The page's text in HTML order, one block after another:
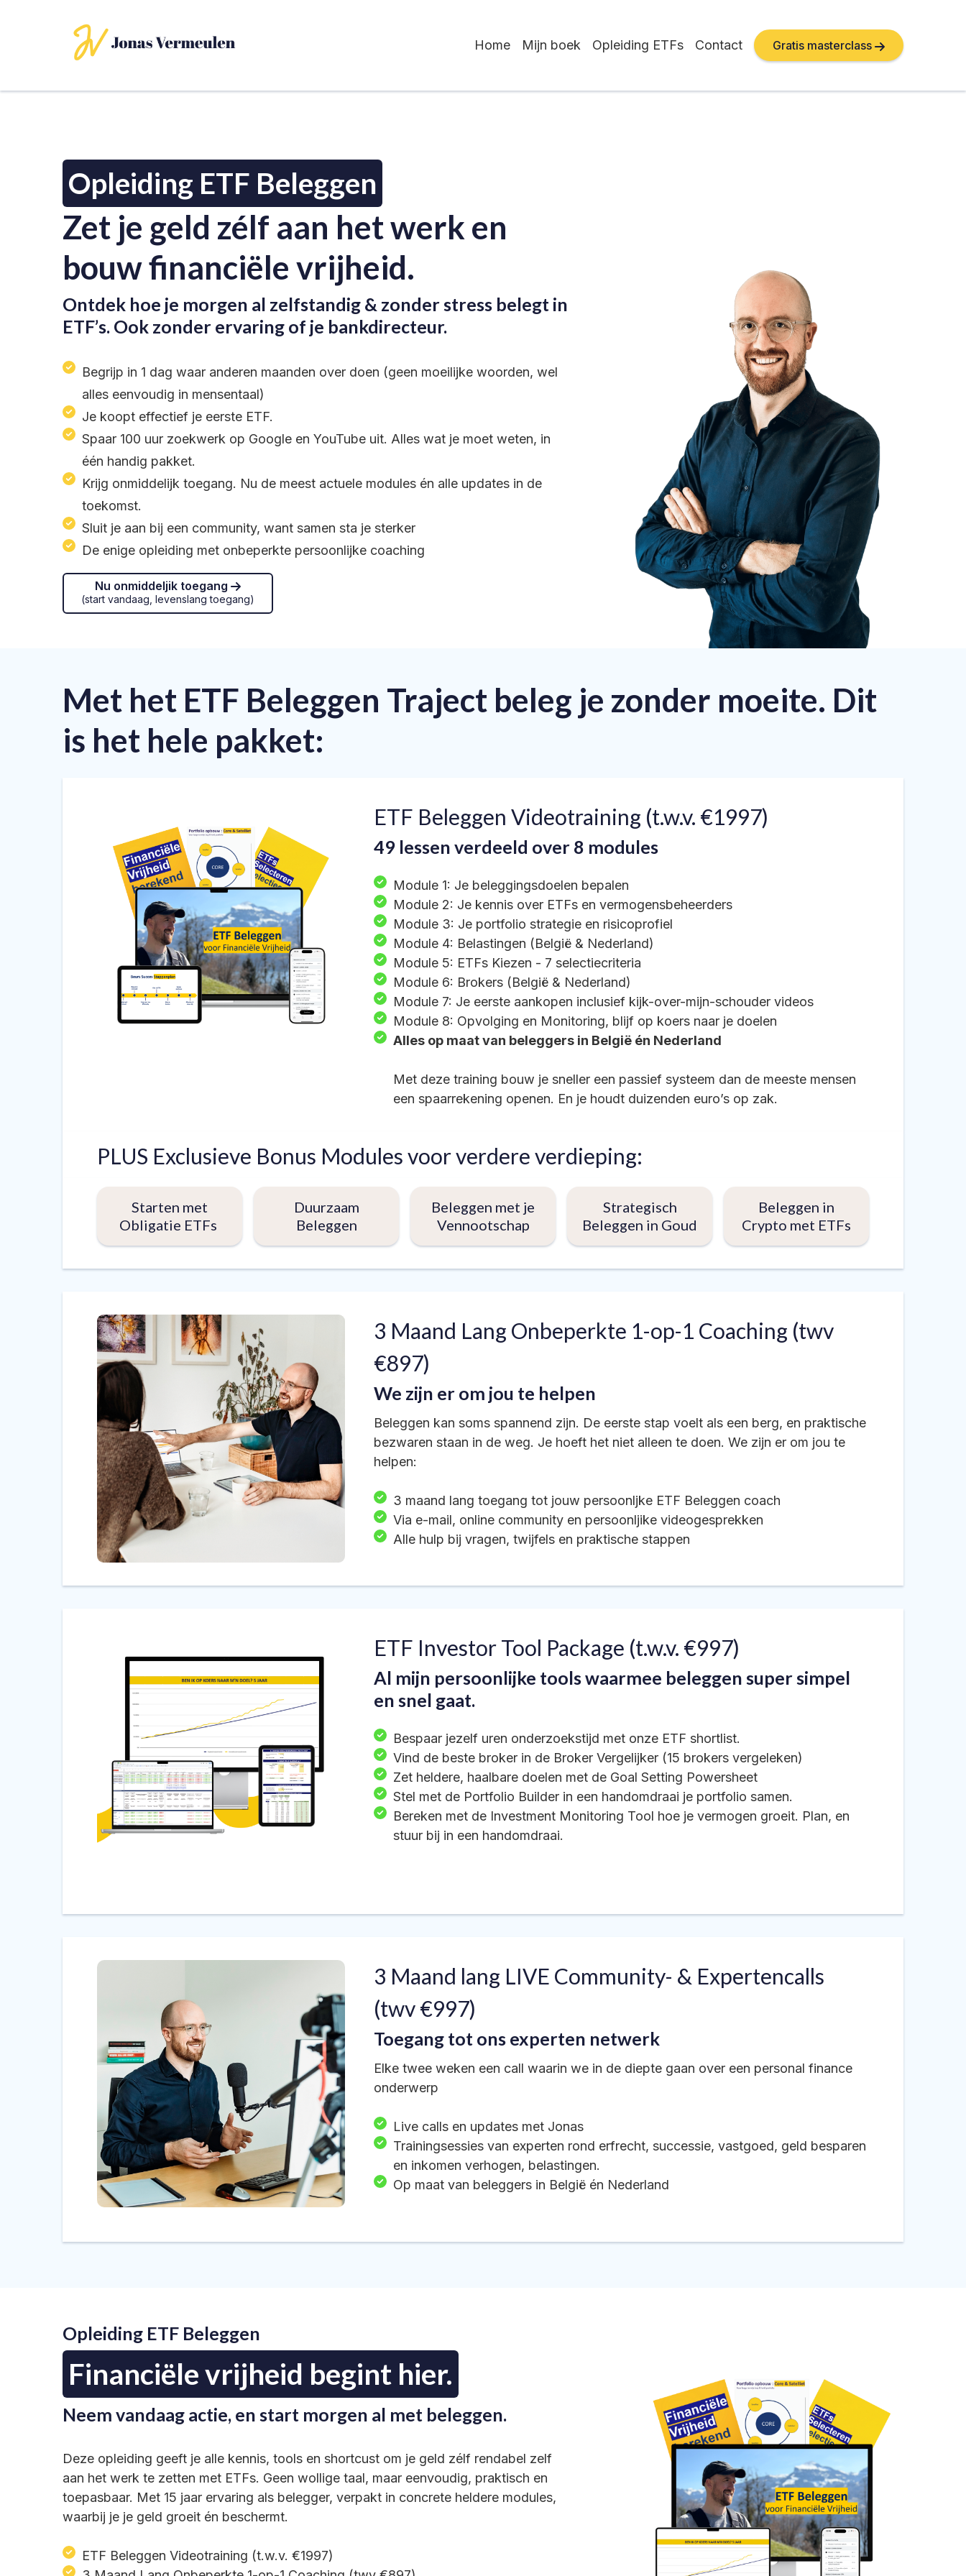
Home Mijn boek Opleiding ETFs Contact Gratis masterclass
Opleiding ETF Beleggen
Zet je geld zélf aan het werk en
bouw financiële vrijheid.
Ontdek hoe je morgen al zelfstandig & zonder stress belegt in
ETF’s. Ook zonder ervaring of je bankdirecteur.
Begrijp in 1 dag waar anderen maanden over doen (geen moeilijke woorden, wel
alles eenvoudig in mensentaal)
Je koopt effectief je eerste ETF.
Spaar 100 uur zoekwerk op Google en YouTube uit. Alles wat je moet weten, in
één handig pakket.
Krijg onmiddelijk toegang. Nu de meest actuele modules én alle updates in de
toekomst.
Sluit je aan bij een community, want samen sta je sterker
De enige opleiding met onbeperkte persoonlijke coaching
Nu onmiddeljik toegang
(start vandaag, levenslang toegang)
Met het ETF Beleggen Traject beleg je zonder moeite. Dit
is het hele pakket:
ETF Beleggen Videotraining (t.w.v. €1997)
49 lessen verdeeld over 8 modules
Module 1: Je beleggingsdoelen bepalen
Module 2: Je kennis over ETFs en vermogensbeheerders
Module 3: Je portfolio strategie en risicoprofiel
Module 4: Belastingen (België & Nederland)
Module 5: ETFs Kiezen - 7 selectiecriteria
Module 6: Brokers (België & Nederland)
Module 7: Je eerste aankopen inclusief kijk-over-mijn-schouder videos
Module 8: Opvolging en Monitoring, blijf op koers naar je doelen
Alles op maat van beleggers in België én Nederland
Met deze training bouw je sneller een passief systeem dan de meeste mensen
een spaarrekening openen. En je houdt duizenden euro’s op zak.
PLUS Exclusieve Bonus Modules voor verdere verdieping:
Starten met
Obligatie ETFs
Duurzaam
Beleggen
Beleggen met je
Vennootschap
Strategisch
Beleggen in Goud
Beleggen in
Crypto met ETFs
3 Maand Lang Onbeperkte 1-op-1 Coaching (twv
€897)
We zijn er om jou te helpen
Beleggen kan soms spannend zijn. De eerste stap voelt als een berg, en praktische
bezwaren staan in de weg. Je hoeft het niet alleen te doen. We zijn er om jou te
helpen:
3 maand lang toegang tot jouw persoonljke ETF Beleggen coach
Via e-mail, online community en persoonljike videogesprekken
Alle hulp bij vragen, twijfels en praktische stappen
ETF Investor Tool Package (t.w.v. €997)
Al mijn persoonlijke tools waarmee beleggen super simpel
en snel gaat.
Bespaar jezelf uren onderzoekstijd met onze ETF shortlist.
Vind de beste broker in de Broker Vergelijker (15 brokers vergeleken)
Zet heldere, haalbare doelen met de Goal Setting Powersheet
Stel met de Portfolio Builder in een handomdraai je portfolio samen.
Bereken met de Investment Monitoring Tool hoe je vermogen groeit. Plan, en
stuur bij in een handomdraai.
3 Maand lang LIVE Community- & Expertencalls
(twv €997)
Toegang tot ons experten netwerk
Elke twee weken een call waarin we in de diepte gaan over een personal finance
onderwerp
Live calls en updates met Jonas
Trainingsessies van experten rond erfrecht, successie, vastgoed, geld besparen
en inkomen verhogen, belastingen.
Op maat van beleggers in België én Nederland
Opleiding ETF Beleggen
Financiële vrijheid begint hier.
Neem vandaag actie, en start morgen al met beleggen.
Deze opleiding geeft je alle kennis, tools en shortcust om je geld zélf rendabel zelf
aan het werk te zetten met ETFs. Geen wollige taal, maar eenvoudig, praktisch en
toepasbaar. Met 15 jaar ervaring als belegger, verpakt in concrete heldere modules,
waarbij je je geld groeit én beschermt.
ETF Beleggen Videotraining (t.w.v. €1997)